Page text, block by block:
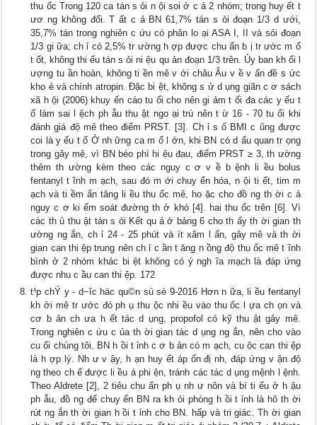
thu ốc Trong 120 ca tán s ỏi n ội soi ở c ả 2 nhóm; trong huy ết t
ươ ng không đổi. T ất c ả BN 61,7% tán s ỏi đoạn 1/3 d ưới,
35,7% tán trong nghiên c ứu có phân lo ại ASA I, II và sỏi đoạn
1/3 gi ữa; ch ỉ có 2,5% tr ường h ợp được chu ẩn b ị tr ước m ổ
t ốt, không thi ếu tán s ỏi ni ệu qu ản đoạn 1/3 trên. Ủy ban kh ối l
ượng tu ần hoàn, không ti ền mê v ới châu Âu v ề v ấn đề s ức
kho ẻ và chính atropin. Đặc bi ệt, không s ử d ụng giãn c ơ sách
xã h ội (2006) khuy ến cáo tu ổi cho nên gi ảm t ối đa các y ếu t
ố làm sai l ệch ph ẫu thu ật ngo ại trú nên t ừ 16 - 70 tu ổi khi
đánh giá độ mê theo điểm PRST. [3]. Ch ỉ s ố BMI c ũng được
coi là y ếu t ố Ở nh ững ca m ổ l ớn, khi BN có d ấu quan tr ọng
trong gây mê, vì BN béo phì hi ệu đau, điểm PRST ≥ 3, th ường
thêm th ường kèm theo các nguy c ơ v ề b ệnh li ều bolus
fentanyl t ĩnh m ạch, sau đó m ới chuy ển hóa, n ội ti ết, tim m
ạch và ti ềm ẩn tăng li ều thu ốc mê, ho ặc cho đồ ng th ời c ả
nguy c ơ ki ểm soát đường th ở khó [4]. hai thu ốc trên [6]. Vì
các th ủ thu ật tán s ỏi Kết qu ả ở bảng 6 cho th ấy th ời gian th
ường ng ắn, ch ỉ 24 - 25 phút và ít xâm l ấn, gây mê và th ời
gian can thi ệp trung nên ch ỉ c ần t ăng n ồng độ thu ốc mê t ĩnh
bình ở 2 nhóm khác bi ệt không có ý ngh ĩa mạch là đáp ứng
được nhu c ầu can thi ệp. 172
t¹p chÝ y - d−îc häc qu©n sù sè 9-2016 Hơn n ữa, li ều fentanyl
kh ởi mê tr ước đó ph ụ thu ộc nhi ều vào thu ốc l ựa ch ọn và
cơ b ản ch ưa h ết tác d ụng, propofol có kỹ thu ật gây mê.
Trong nghiên c ứu c ủa th ời gian tác d ụng ng ắn, nên cho vào
cu ối chúng tôi, BN h ồi t ỉnh c ơ b ản có m ạch, cu ộc can thi ệp
là h ợp lý. Nh ư v ậy, h ạn huy ết áp ổn đị nh, đáp ứng v ận độ
ng theo ch ế được li ều á phi ện, tránh các tác d ụng mệnh l ệnh.
Theo Aldrete [2], 2 tiêu chu ẩn ph ụ nh ư nôn và bí ti ểu ở h ậu
ph ẫu, đồ ng để chuy ển BN ra kh ỏi phòng h ồi t ỉnh là hô th ời
rút ng ắn th ời gian h ồi t ỉnh cho BN. hấp và tri giác. Th ời gian